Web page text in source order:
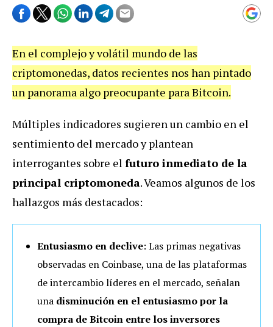
En el complejo y volátil mundo de las
criptomonedas, datos recientes nos han pintado
un panorama algo preocupante para Bitcoin.
Múltiples indicadores sugieren un cambio en el
sentimiento del mercado y plantean
interrogantes sobre el futuro inmediato de la
principal criptomoneda. Veamos algunos de los
hallazgos más destacados:
Entusiasmo en declive: Las primas negativas
observadas en Coinbase, una de las plataformas
de intercambio líderes en el mercado, señalan
una disminución en el entusiasmo por la
compra de Bitcoin entre los inversores